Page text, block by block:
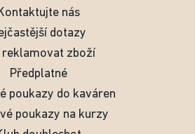
nás
dotazy
reklamovat zboží
Předplatné
poukazy do kaváren
poukazy na kurzy